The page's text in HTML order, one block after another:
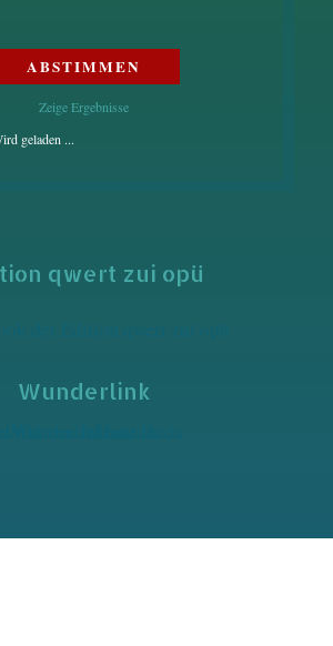
Zeige Ergebnisse
geladen ...
qwert zui opü
Wunderlink